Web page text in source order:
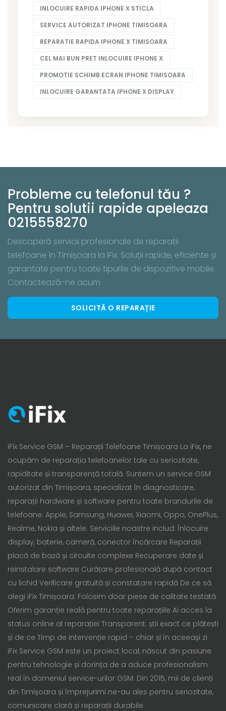
INLOCUIRE RAPIDA IPHONE X STICLA
SERVICE AUTORIZAT IPHONE TIMISOARA
REPARATIE RAPIDA IPHONE X TIMISOARA
CEL MAI BUN PRET INLOCUIRE IPHONE X
PROMOTIE SCHIMB ECRAN IPHONE TIMISOARA
INLOCUIRE GARANTATA IPHONE X DISPLAY
Probleme cu telefonul tău ?
Pentru solutii rapide apeleaza
0215558270
Descoperă servicii profesionale de reparații
telefoane în Timișoara la iFix. Soluții rapide, eficiente și
garantate pentru toate tipurile de dispozitive mobile.
Contactează-ne acum
SOLICITĂ O REPARAȚIE
iFix Service GSM – Reparații Telefoane Timișoara La iFix, ne
ocupăm de reparația telefoanelor tale cu seriozitate,
rapiditate și transparență totală. Suntem un service GSM
autorizat din Timișoara, specializat în diagnosticare,
reparații hardware și software pentru toate brandurile de
telefoane: Apple, Samsung, Huawei, Xiaomi, Oppo, OnePlus,
Realme, Nokia și altele. Serviciile noastre includ: Înlocuire
display, baterie, cameră, conector încărcare Reparații
placă de bază și circuite complexe Recuperare date și
reinstalare software Curățare profesională după contact
cu lichid Verificare gratuită și constatare rapidă De ce să
alegi iFix Timișoara: Folosim doar piese de calitate testată
Oferim garanție reală pentru toate reparațiile Ai acces la
status online al reparației Transparent: știi exact ce plătești
și de ce Timp de intervenție rapid – chiar și în aceeași zi
iFix Service GSM este un proiect local, născut din pasiune
pentru tehnologie și dorința de a aduce profesionalism
real în domeniul service-urilor GSM. Din 2015, mii de clienți
din Timișoara și împrejurimi ne-au ales pentru seriozitate,
comunicare clară și reparații durabile.